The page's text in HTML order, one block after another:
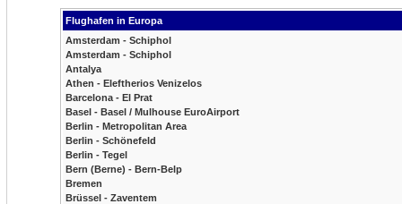
Flughafen in Europa
Amsterdam - Schiphol
Amsterdam - Schiphol
Antalya
Athen - Eleftherios Venizelos
Barcelona - El Prat
Basel - Basel / Mulhouse EuroAirport
Berlin - Metropolitan Area
Berlin - Schönefeld
Berlin - Tegel
Bern (Berne) - Bern-Belp
Bremen
Brüssel - Zaventem